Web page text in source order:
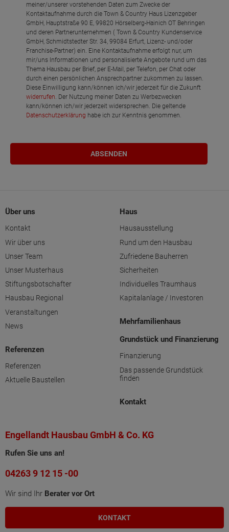
meiner/unserer vorstehenden Daten zum Zwecke der
Kontaktaufnahme durch die Town & Country Haus Lizenzgeber
GmbH, Hauptstraße 90 E, 99820 Hörselberg-Hainich OT Behringen
und deren Partnerunternehmen ( Town & Country Kundenservice
GmbH, Schmidtstedter Str. 34, 99084 Erfurt, Lizenz- und/oder
Franchise-Partner) ein. Eine Kontaktaufnahme erfolgt nur, um
mir/uns Informationen und personalisierte Angebote rund um das
Thema Hausbau per Brief, per E-Mail, per Telefon, per Chat oder
durch einen persönlichen Ansprechpartner zukommen zu lassen.
Diese Einwilligung kann/können ich/wir jederzeit für die Zukunft
widerrufen. Der Nutzung meiner Daten zu Werbezwecken
kann/können ich/wir jederzeit widersprechen. Die geltende
Datenschutzerklärung habe ich zur Kenntnis genommen.
Über uns
Kontakt
Wir über uns
Unser Team
Unser Musterhaus
Stiftungsbotschafter
Hausbau Regional
Veranstaltungen
News
Referenzen
Referenzen
Aktuelle Baustellen
Haus
Hausausstellung
Rund um den Hausbau
Zufriedene Bauherren
Sicherheiten
Individuelles Traumhaus
Kapitalanlage / Investoren
Mehrfamilienhaus
Grundstück und Finanzierung
Finanzierung
Das passende Grundstück
finden
Kontakt
Engellandt Hausbau GmbH & Co. KG
Rufen Sie uns an!
04263 9 12 15 -00
Wir sind Ihr Berater vor Ort
KONTAKT